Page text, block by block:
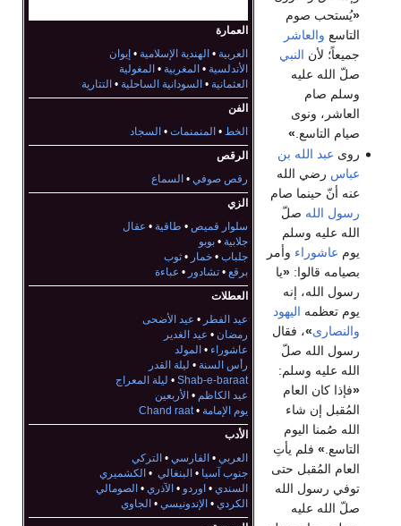
العمارة
العربية•الهندية الإسلامية•إيوان
الأندلسية•المغربية•المغولية
العثمانية•السودانية الساحلية•التتارية
•المنمنمات•السجاد
الرقص
رقص صوفي•السماع
الزي
سلوار قميص•طاقية•عقال
•بوبو
جلباب•خمار •ثوب
•تشادور•عباءة
العطلات
عيد الفطر •عيد الأضحى
رمضان•عيد الغدير
عاشوراء•المولد
رأس السنة •ليلة القدر
Shab-e-baraat
•ليلة المعراج
عيد الكاظم•الأربعين
يوم الإمامة•
Chand raat
العربي•الفارسي•التركي
جنوب آسيا• البنغالي•الكشميري
السندي•اوردو •الآذري •الصومالي
الكردي• الإندونيسي•الجاوي
يُستحب صوم
التاسعوالعاشر
جميعاً؛ لأن النبي
صلّ الله عليه
وسلم صام
العاشر، ونوى
صيام التاسع.»
روىعبد الله بن
عباسرضي الله
عنه أنّ حينما صام
رسول اللهصلّ
الله عليه وسلم
عاشوراءوأمر
بصيامه قالوا:«يا
رسول الله، إنه
يوم تعظمهاليهود
والنصارى»، فقال
رسول الله صلّ
الله عليه وسلم:
فإذا كان العام
المُقبل إن شاء
الله صُمنا اليوم
التاسع.»فلم يأتِ
العام المُقبل حتى
توفي رسول الله
صلّ الله عليه